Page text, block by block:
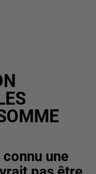
connu une